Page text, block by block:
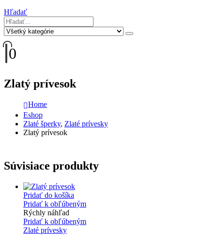
Hľadať
0
Zlatý prívesok
Home
Eshop
Zlaté šperky, Zlaté prívesky
Zlatý prívesok
Súvisiace produkty
Pridať do košíka
Pridať k obľúbeným
Rýchly náhľad
Pridať k obľúbeným
Zlaté prívesky